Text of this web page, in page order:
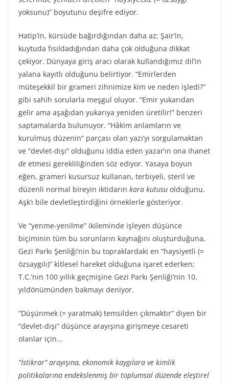
yoksunu)” boyutunu deşifre ediyor.
Hatip’in, kürsüde bağırdığından daha az; Şair’in,
kuytuda fısıldadığından daha çok olduğuna dikkat
çekiyor. Dünyaya giriş aracı olarak kullandığımız dil’in
yalana kayıtlı olduğunu belirtiyor. “Emirlerden
müteşekkil bir grameri zihnimize kim ve neden işledi?”
gibi sahih sorularla meşgul oluyor. “Emir yukarıdan
gelir ama aşağıdan yukarıya yeniden üretilir!” benzeri
saptamalarda bulunuyor. “Hâkim anlamların ve
kurulmuş düzenin” parçası olan yazı’yı sorgulamaktan
ve “devlet-dışı” olduğunu iddia eden yazar’ın ona ihanet
de etmesi gerekliliğinden söz ediyor. Yasaya boyun
eğen, grameri kusursuz kullanan, terbiyeli, steril ve
düzenli normal bireyin iktidarın kara kutusu olduğunu,
Aşk’ı bile devletleştirdiğini örneklerle gösteriyor.
Ve “yenme-yenilme” ikileminde işleyen düşünce
biçiminin tüm bu sorunların kaynağını oluşturduğuna,
Gezi Parkı Şenliği’nin bu topraklardaki en “haysiyetli (=
özsaygılı)” kitlesel hareket olduğuna işaret ederken;
T.C.’nin 100 yıllık geçmişine Gezi Parkı Şenliği’nin 10.
yıldönümünden bakmayı deniyor.
“Düşünmek (= yaratmak) temsilden çıkmaktır” diyen bir
“devlet-dışı” düşünce arayışına girişmeye cesareti
olanlar için…
“İstikrar” arayışına, ekonomik kaygılara ve kimlik
politikalarına endekslenmiş bir toplumsal düzende eleştirel